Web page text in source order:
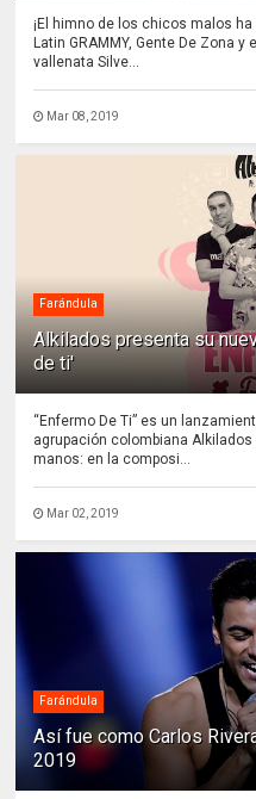
¡El himno de los chicos malos
Latin GRAMMY, Gente De Zona
vallenata Silve...
Mar 08, 2019
Farándula
Alkilados presenta su
de ti'
“Enfermo De Ti” es un
agrupación colombiana
manos: en la composi...
Mar 02, 2019
Farándula
Así fue como Carlos
2019